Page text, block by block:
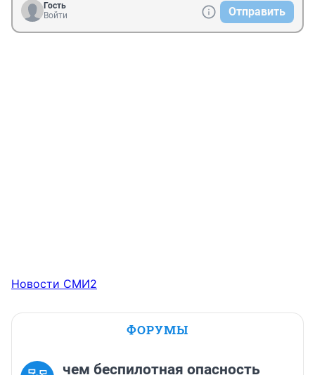
Гость
Войти
Отправить
Новости СМИ2
ФОРУМЫ
чем беспилотная опасность